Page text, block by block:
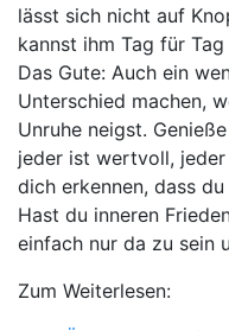
lässt sich nicht auf
kannst ihm Tag für
Das Gute: Auch ein
Unterschied machen,
Unruhe neigst.
jeder ist wertvoll,
dich erkennen, dass
Hast du inneren
einfach nur da zu sein
Zum Weiterlesen: